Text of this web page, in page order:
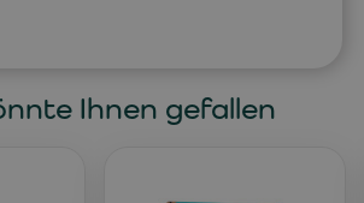
Ihnen gefallen